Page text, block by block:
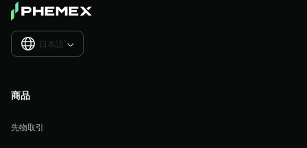
日本語 
商品
先物取引